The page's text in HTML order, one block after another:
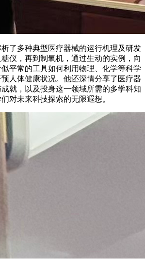
了多种典型医疗器械的运行机理及研发
仪，再到制氧机，通过生动的实例，向
平常的工具如何利用物理、化学等科学
人体健康状况。他还深情分享了医疗器
就，以及投身这一领域所需的多学科知
对未来科技探索的无限遐想。